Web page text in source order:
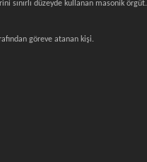
sınırlı düzeyde kullanan masonik örgüt.
göreve atanan kişi.